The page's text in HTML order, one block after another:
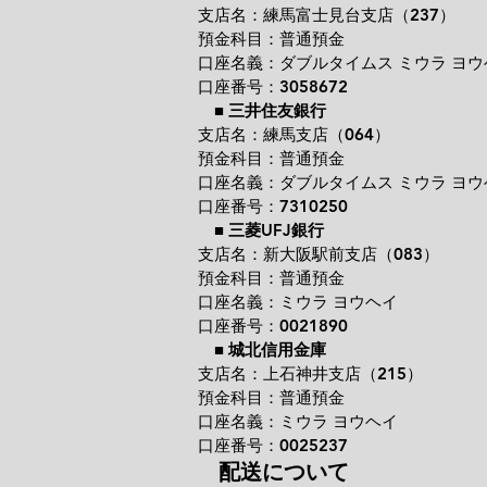
支店名：練馬富士見台支店（237）
預金科目：普通預金
口座名義：ダブルタイムス ミウラ ヨウ
口座番号：3058672
■ 三井住友銀行
支店名：練馬支店（064）
預金科目：普通預金
口座名義：ダブルタイムス ミウラ ヨウ
口座番号：7310250
■ 三菱UFJ銀行
支店名：新大阪駅前支店（083）
預金科目：普通預金
口座名義：ミウラ ヨウヘイ
口座番号：0021890
■ 城北信用金庫
支店名：上石神井支店（215）
預金科目：普通預金
口座名義：ミウラ ヨウヘイ
口座番号：0025237
配送について